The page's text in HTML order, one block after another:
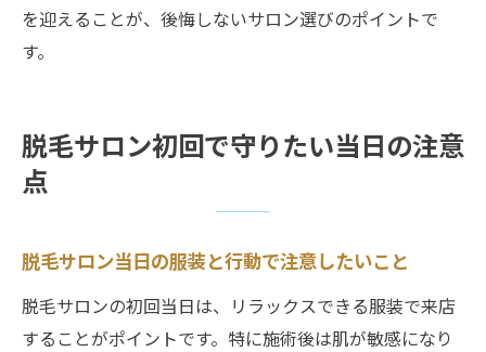
を迎えることが、後悔しないサロン選びのポイントで
す。
脱毛サロン初回で守りたい当日の注意
点
脱毛サロン当日の服装と行動で注意したいこと
脱毛サロンの初回当日は、リラックスできる服装で来店
することがポイントです。特に施術後は肌が敏感になり